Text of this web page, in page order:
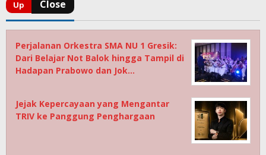
Perjalanan Orkestra SMA NU 1 Gresik:
Dari Belajar Not Balok hingga Tampil di
Hadapan Prabowo dan Jok…
Jejak Kepercayaan yang Mengantar
TRIV ke Panggung Penghargaan